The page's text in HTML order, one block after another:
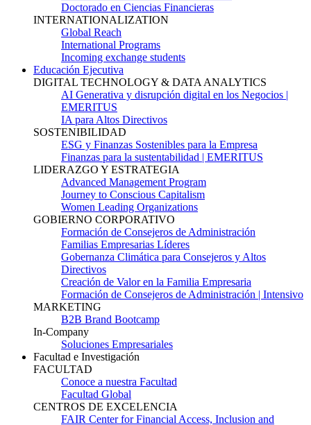
Doctorado en Ciencias Financieras
INTERNATIONALIZATION
Global Reach
International Programs
Incoming exchange students
Educación Ejecutiva
DIGITAL TECHNOLOGY & DATA ANALYTICS
AI Generativa y disrupción digital en los Negocios |
EMERITUS
IA para Altos Directivos
SOSTENIBILIDAD
ESG y Finanzas Sostenibles para la Empresa
Finanzas para la sustentabilidad | EMERITUS
LIDERAZGO Y ESTRATEGIA
Advanced Management Program
Journey to Conscious Capitalism
Women Leading Organizations
GOBIERNO CORPORATIVO
Formación de Consejeros de Administración
Familias Empresarias Líderes
Gobernanza Climática para Consejeros y Altos
Directivos
Creación de Valor en la Familia Empresaria
Formación de Consejeros de Administración | Intensivo
MARKETING
B2B Brand Bootcamp
In-Company
Soluciones Empresariales
Facultad e Investigación
FACULTAD
Conoce a nuestra Facultad
Facultad Global
CENTROS DE EXCELENCIA
FAIR Center for Financial Access, Inclusion and